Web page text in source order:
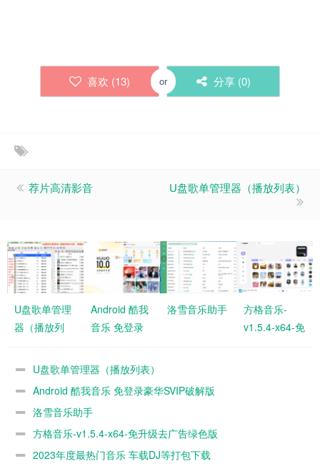
喜欢 (13) or 分享 (0)
荐片高清影音 U盘歌单管理器（播放列表）
U盘歌单管理
器（播放列
Android 酷我
音乐 免登录
版
洛雪音乐助手
方格音乐-
v1.5.4-x64-免
U盘歌单管理器（播放列表）
Android 酷我音乐 免登录豪华SVIP破解版
洛雪音乐助手
方格音乐-v1.5.4-x64-免升级去广告绿色版
2023年度最热门音乐 车载DJ等打包下载